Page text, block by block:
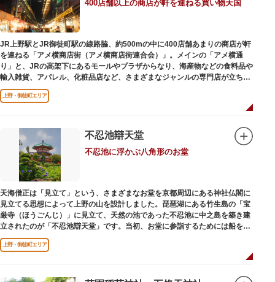
動物園としても知られるようになりました。戦後は遊園地として再開し、温
かさと懐かしさを併せ持つレトロなアトラクションや雰囲気で人気のスポッ
トとなっています。幼児（0歳～4歳）は入園とのりもの料が無料で、年齢や
身長制限の無いアトラクションもあり、子どもの遊園地デビューにもぴった
りです。
400店舗以上の商店が軒を連ねる買い物天国
JR上野駅とJR御徒町駅の線路脇、約500mの中に400店舗あまりの商店が軒
を連ねる「アメ横商店街（アメ横商店街連合会）」。メインの「アメ横通
り」と、JRの高架下にあるモールやプラザからなり、海産物などの食料品や
輸入雑貨、アパレル、化粧品店など、さまざまなジャンルの専門店が立ち並
んでいます。活気ある呼び込みが飛び交うなかで、店員さんとの会話も楽し
みながら目玉商品や特価品を探せるのが魅力のひとつ。年末の叩き売りは風
アメ横のはじまりは、物資が底をついた第二次世界大戦後にできた闇市。多
くの闇市が的屋の仕切りであったのに対して、アメ横は満州からの復員兵が
共同体となり連合会を結成。出店を統制し、商店街が形成されました。
当時、JR上野駅のすぐ南に発生した闇市は、飴を販売する屋台があったこと
から「アメヤ横丁（飴屋通り）」と呼ばれるように。反対側のJR御徒町付近
には、アメリカ進駐軍の放出物資を販売する店ができたので「アメリカ横丁
（アメリカ通り）」と呼ばれるようになりました。この2つのエリアが統合
され、今の「アメ横」になったと言われています。
上野・御徒町エリア
不忍池辯天堂
不忍池に浮かぶ八角形のお堂
天海僧正は「見立て」という、さまざまなお堂を京都周辺にある神社仏閣に
見立てる思想によって上野の山を設計しました。琵琶湖にある竹生島の「宝
厳寺（ほうごんじ）」に見立て、天然の池であった不忍池に中之島を築き建
立されたのが「不忍池辯天堂」です。当初、お堂に参詣するためには船を使
用していましたが、参詣者が増えたことから橋がかけられました。不忍池の
どこからでも参拝できるように、八角形の建物になったと言われ、7月から8
上野・御徒町エリア